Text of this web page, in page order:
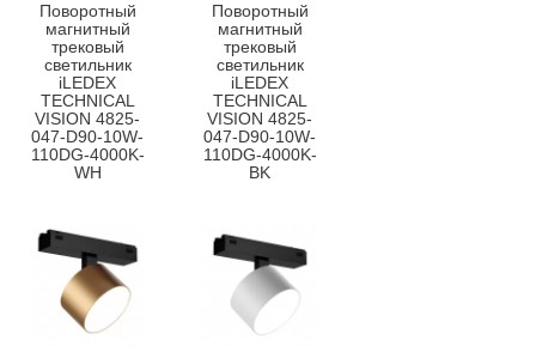
Поворотный
магнитный
трековый
светильник
iLEDEX
TECHNICAL
VISION 4825-
047-D90-10W-
110DG-4000K-
WH
Поворотный
магнитный
трековый
светильник
iLEDEX
TECHNICAL
VISION 4825-
047-D90-10W-
110DG-4000K-
BK